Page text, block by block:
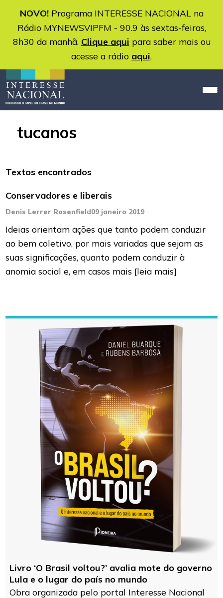
NOVO!Programa INTERESSE NACIONAL na
Rádio MYNEWSVIPFM - 90.9 às sextas-feiras,
8h30 da manhã. Clique aqui para saber mais ou
acesse a rádio aqui.
tucanos
Textos encontrados
Conservadores e liberais
Denis Lerrer Rosenfield09 janeiro 2019
Ideias orientam ações que tanto podem conduzir
ao bem coletivo, por mais variadas que sejam as
suas significações, quanto podem conduzir à
anomia social e, em casos mais [leia mais]
Livro ‘O Brasil voltou?’ avalia mote do governo
Lula e o lugar do país no mundo
Obra organizada pelo portal Interesse Nacional